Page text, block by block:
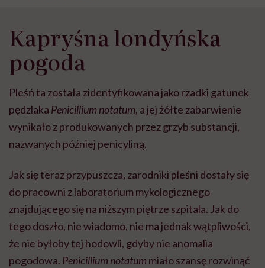
Kapryśna londyńska
pogoda
Pleśń ta została zidentyfikowana jako rzadki gatunek
pędzlaka Penicillium notatum, a jej żółte zabarwienie
wynikało z produkowanych przez grzyb substancji,
nazwanych później penicyliną.
Jak się teraz przypuszcza, zarodniki pleśni dostały się
do pracowni z laboratorium mykologicznego
znajdującego się na niższym piętrze szpitala. Jak do
tego doszło, nie wiadomo, nie ma jednak wątpliwości,
że nie byłoby tej hodowli, gdyby nie anomalia
pogodowa. Penicillium notatum miało szansę rozwinąć